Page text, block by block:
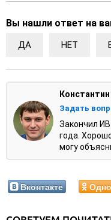
Вы нашли ответ на
ДА НЕТ
Задать
Закончил
года.
могу
Вконтакте